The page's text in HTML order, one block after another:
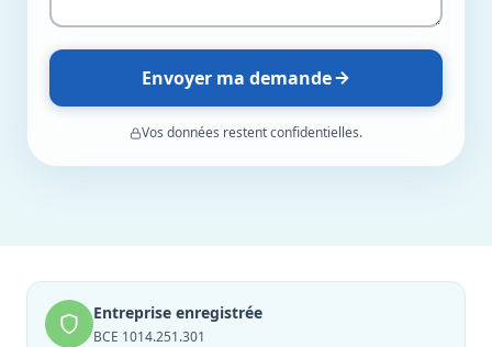
Envoyer ma demande
Vos données restent confidentielles.
Entreprise enregistrée
BCE 1014.251.301